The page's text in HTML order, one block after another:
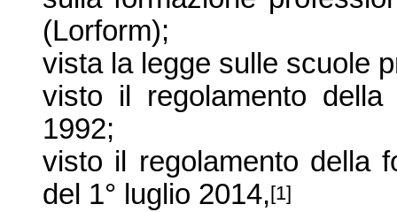
(Lorform);
vista la legge sulle scuole
visto il regolamento
1992;
visto il regolamento della
del 1° luglio 2014,[1]